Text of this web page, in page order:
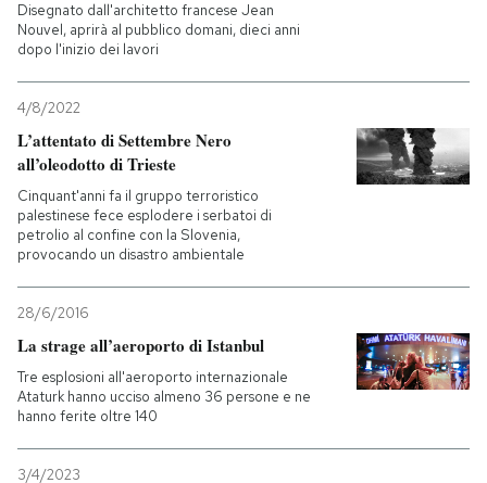
Disegnato dall'architetto francese Jean
Nouvel, aprirà al pubblico domani, dieci anni
dopo l'inizio dei lavori
4/8/2022
L’attentato di Settembre Nero
all’oleodotto di Trieste
Cinquant'anni fa il gruppo terroristico
palestinese fece esplodere i serbatoi di
petrolio al confine con la Slovenia,
provocando un disastro ambientale
28/6/2016
La strage all’aeroporto di Istanbul
Tre esplosioni all'aeroporto internazionale
Ataturk hanno ucciso almeno 36 persone e ne
hanno ferite oltre 140
3/4/2023